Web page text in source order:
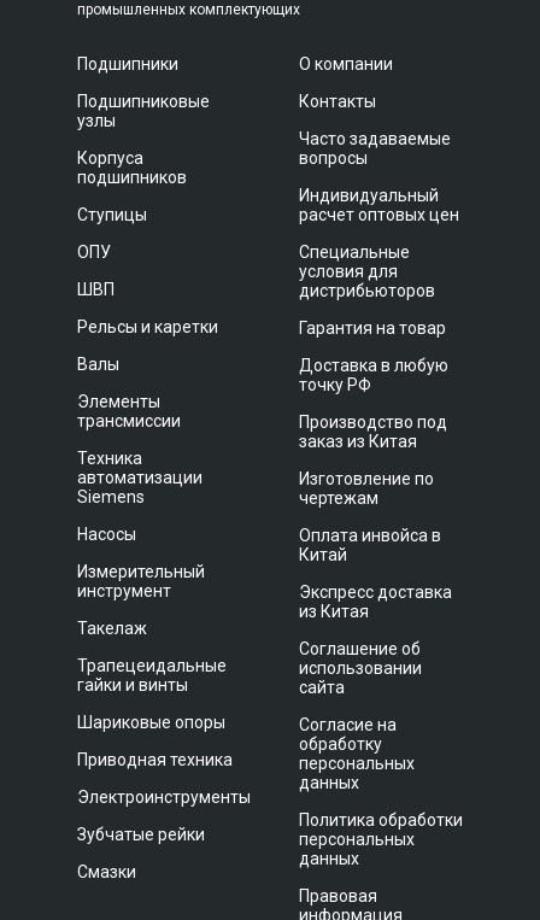
промышленных комплектующих
Подшипники
Подшипниковые
узлы
Корпуса
подшипников
Ступицы
ОПУ
ШВП
Рельсы и каретки
Валы
Элементы
трансмиссии
Техника
автоматизации
Siemens
Насосы
Измерительный
инструмент
Такелаж
Трапецеидальные
гайки и винты
Шариковые опоры
Приводная техника
Электроинструменты
Зубчатые рейки
Смазки
О компании
Контакты
Часто задаваемые
вопросы
Индивидуальный
расчет оптовых цен
Специальные
условия для
дистрибьюторов
Гарантия на товар
Доставка в любую
точку РФ
Производство под
заказ из Китая
Изготовление по
чертежам
Оплата инвойса в
Китай
Экспресс доставка
из Китая
Соглашение об
использовании
сайта
Согласие на
обработку
персональных
данных
Политика обработки
персональных
данных
Правовая
информация